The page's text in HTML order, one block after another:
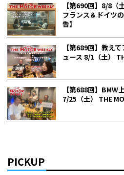
【第690回】8/8（
フランス＆ドイツ
告】
【第689回】教え
ュース 8/1（土）
【第688回】BMW
7/25（土） THE
PICKUP